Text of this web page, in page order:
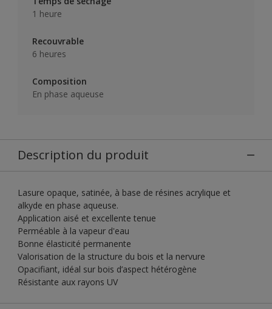
1 heure
Recouvrable
6 heures
Composition
En phase aqueuse
Description du produit
Lasure opaque, satinée, à base de résines acrylique et
alkyde en phase aqueuse.
Application aisé et excellente tenue
Perméable à la vapeur d'eau
Bonne élasticité permanente
Valorisation de la structure du bois et la nervure
Opacifiant, idéal sur bois d’aspect hétérogène
Résistante aux rayons UV